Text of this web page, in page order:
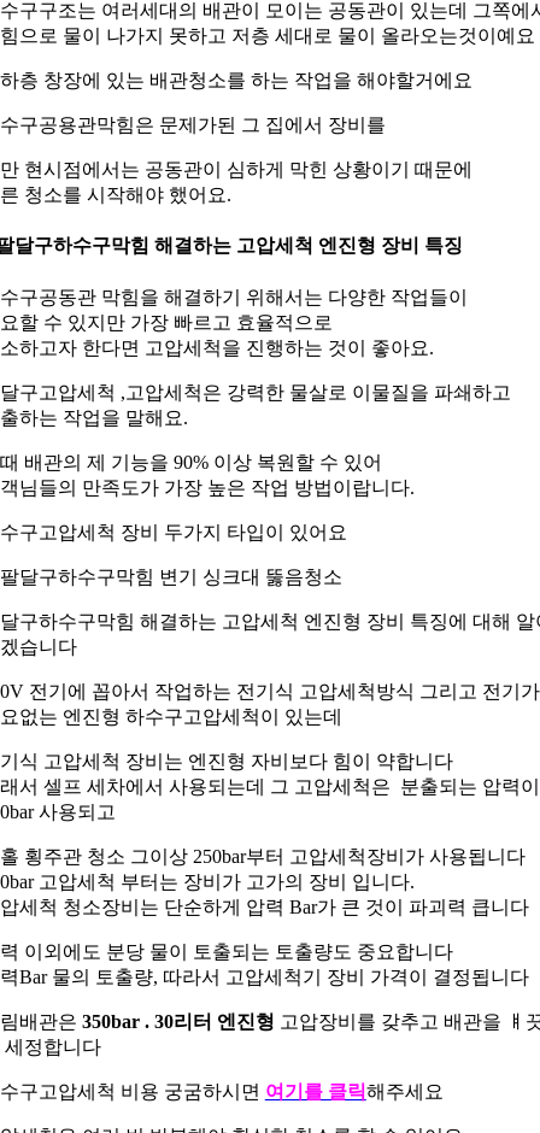
구구조는 여러세대의 배관이 모이는 공동관이 있는데 그쪽에
으로 물이 나가지 못하고 저층 세대로 물이 올라오는것이예요
층 창장에 있는 배관청소를 하는 작업을 해야할거에요
구공용관막힘은 문제가된 그 집에서 장비를
현시점에서는 공동관이 심하게 막힌 상황이기 때문에
청소를 시작해야 했어요.
달구하수구막힘 해결하는 고압세척 엔진형 장비 특징
구공동관 막힘을 해결하기 위해서는 다양한 작업들이
할 수 있지만 가장 빠르고 효율적으로
하고자 한다면 고압세척을 진행하는 것이 좋아요.
구고압세척 ,고압세척은 강력한 물살로 이물질을 파쇄하고
하는 작업을 말해요.
배관의 제 기능을 90% 이상 복원할 수 있어
님들의 만족도가 가장 높은 작업 방법이랍니다.
구고압세척 장비 두가지 타입이 있어요
구하수구막힘 해결하는 고압세척 엔진형 장비 특징에 대해 알
습니다
전기에 꼽아서 작업하는 전기식 고압세척방식 그리고 전기가
없는 엔진형 하수구고압세척이 있는데
식 고압세척 장비는 엔진형 자비보다 힘이 약합니다
서 셀프 세차에서 사용되는데 그 고압세척은 분출되는 압력이
사용되고
횡주관 청소 그이상 250bar부터 고압세척장비가 사용됩니다
고압세척 부터는 장비가 고가의 장비 입니다.
세척 청소장비는 단순하게 압력 Bar가 큰 것이 파괴력 큽니다
이외에도 분당 물이 토출되는 토출량도 중요합니다
Bar 물의 토출량, 따라서 고압세척기 장비 가격이 결정됩니다
배관은 350bar . 30리터 엔진형 고압장비를 갖추고 배관을 ㅒ
세정합니다
구고압세척 비용 궁굼하시면 여기를 클릭해주세요